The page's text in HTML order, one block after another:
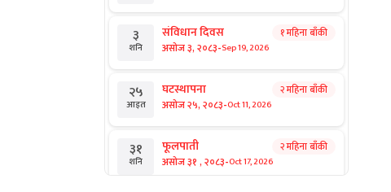
३
शनि
संविधान दिवस
असोज ३, २०८३-Sep 19, 2026
१ महिना बाँकी
२५
आइत
घटस्थापना
असोज २५, २०८३-Oct 11, 2026
२ महिना बाँकी
३१
शनि
फूलपाती
असोज ३१ , २०८३-Oct 17, 2026
२ महिना बाँकी